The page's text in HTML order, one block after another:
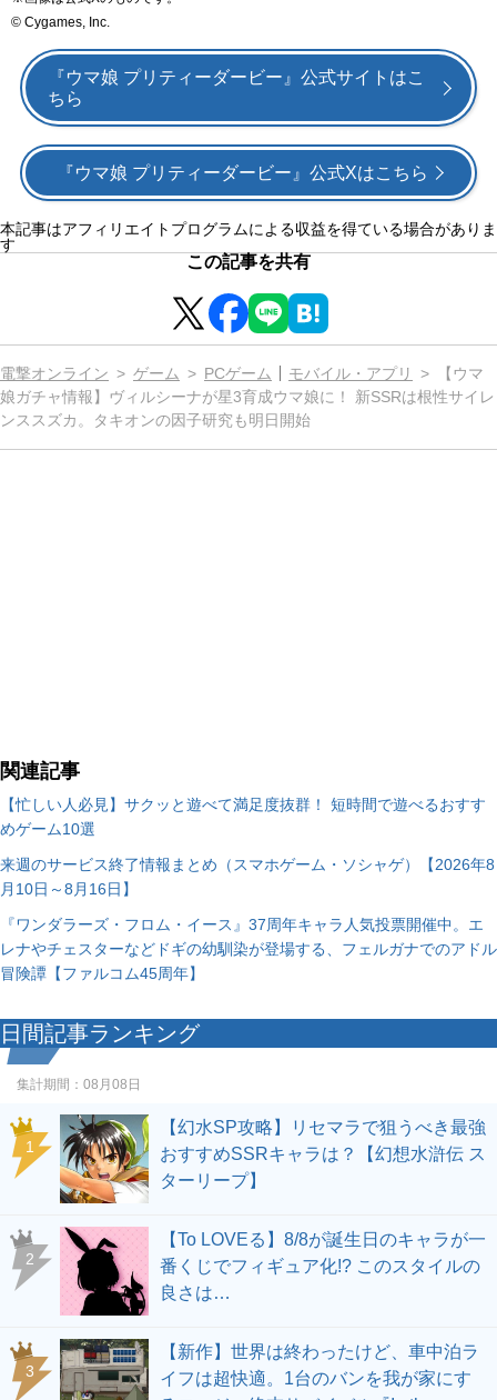
© Cygames, Inc.
『ウマ娘 プリティーダービー』公式サイトはこ
ちら
『ウマ娘 プリティーダービー』公式Xはこちら
本記事はアフィリエイトプログラムによる収益を得ている場合がありま
す
この記事を共有
電撃オンライン ゲーム PCゲーム モバイル・アプリ
【ウマ
娘ガチャ情報】ヴィルシーナが星3育成ウマ娘に！ 新SSRは根性サイレ
ンススズカ。タキオンの因子研究も明日開始
関連記事
【忙しい人必見】サクッと遊べて満足度抜群！ 短時間で遊べるおすす
めゲーム10選
来週のサービス終了情報まとめ（スマホゲーム・ソシャゲ）【2026年8
月10日～8月16日】
『ワンダラーズ・フロム・イース』37周年キャラ人気投票開催中。エ
レナやチェスターなどドギの幼馴染が登場する、フェルガナでのアドル
冒険譚【ファルコム45周年】
日間記事ランキング
集計期間： 08月08日
1
【幻水SP攻略】リセマラで狙うべき最強
おすすめSSRキャラは？【幻想水滸伝 ス
ターリープ】
2
【To LOVEる】8/8が誕生日のキャラが一
番くじでフィギュア化!? このスタイルの
良さは…
3
【新作】世界は終わったけど、車中泊ラ
イフは超快適。1台のバンを我が家にす